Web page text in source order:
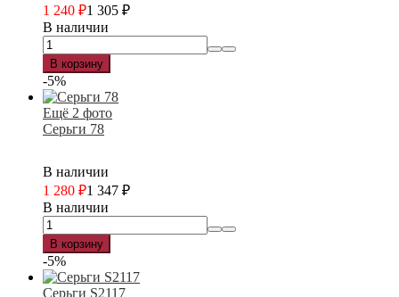
1 240 ₽1 305 ₽
В наличии
В корзину
-5%
Ещё 2 фото
Серьги 78
В наличии
1 280 ₽1 347 ₽
В наличии
В корзину
-5%
Серьги S2117